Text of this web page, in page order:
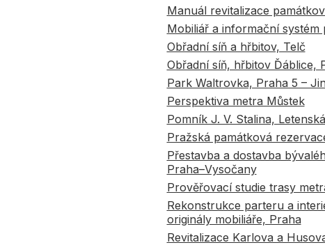
Manuál revitalizace
Mobiliář a informační
Obřadní síň a hřbitov, Telč
Obřadní síň, hřbitov Ďáblice,
Park Waltrovka, Praha 5 –
Perspektiva metra Můstek
Pomník J. V. Stalina,
Pražská památková
Přestavba a dostavba
Praha–Vysočany
Prověřovací studie trasy
Rekonstrukce parteru a
originály mobiliáře, Praha
Revitalizace Karlova a